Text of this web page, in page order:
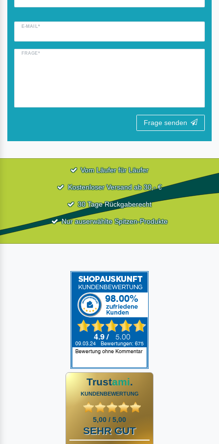
E-MAIL*
FRAGE*
Frage senden
Vom Läufer für Läufer
Kostenloser Versand ab 30,- €
30 Tage Rückgaberecht
Nur auserwählte Spitzen-Produkte
Trustami.
KUNDENBEWERTUNG
5,00 / 5,00
SEHR GUT